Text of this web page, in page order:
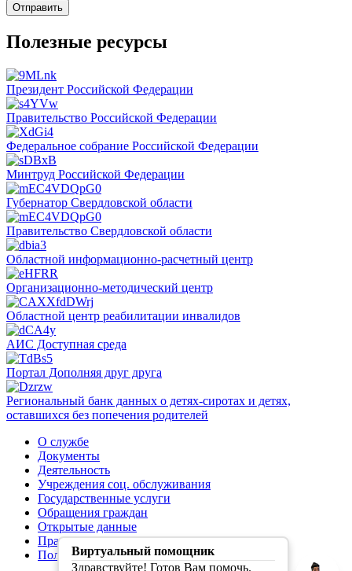
Полезные ресурсы
Президент Российской Федерации
Правительство Российской Федерации
Федеральное собрание Российской Федерации
Минтруд Российской Федерации
Губернатор Свердловской области
Правительство Свердловской области
Областной информационно-расчетный центр
Организационно-методический центр
Областной центр реабилитации инвалидов
АИС Доступная среда
Портал Дополняя друг друга
Региональный банк данных о детях-сиротах и детях,
оставшихся без попечения родителей
О службе
Документы
Деятельность
Учреждения соц. обслуживания
Государственные услуги
Обращения граждан
Открытые данные
Правила обработки персональных данных
Политика конфиденциальности
Виртуальный помощник
Здравствуйте! Готов Вам помочь.